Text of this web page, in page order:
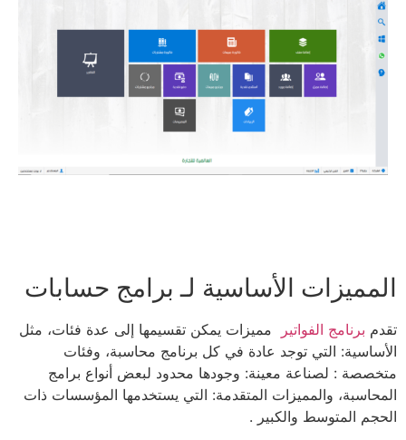
المميزات الأساسية لـ برامج حسابات
تقدم برنامج الفواتير
مميزات يمكن تقسيمها إلى عدة فئات، مثل
الأساسية: التي توجد عادة في كل برنامج محاسبة، وفئات
متخصصة : لصناعة معينة: وجودها محدود لبعض أنواع برامج
المحاسبة، والمميزات المتقدمة: التي يستخدمها المؤسسات ذات
الحجم المتوسط والكبير .